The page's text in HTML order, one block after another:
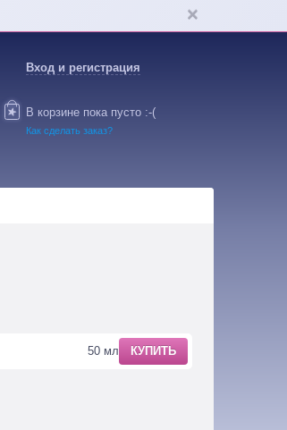
Вход и регистрация
В корзине пока пусто :-(
Как сделать заказ?
50 мл КУПИТЬ